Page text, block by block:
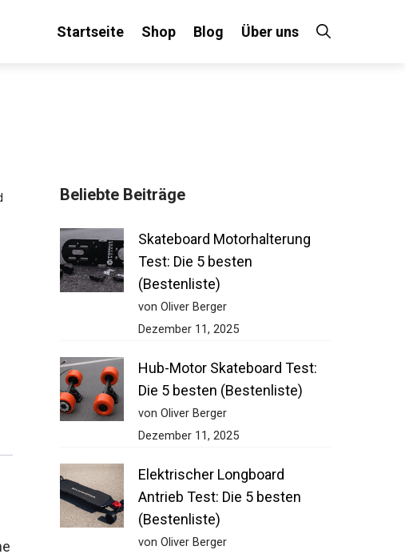
Startseite Shop Blog Über uns
Beliebte Beiträge
Skateboard Motorhalterung
Test: Die 5 besten
(Bestenliste)
von Oliver Berger
Dezember 11, 2025
Hub-Motor Skateboard Test:
Die 5 besten (Bestenliste)
von Oliver Berger
Dezember 11, 2025
Elektrischer Longboard
Antrieb Test: Die 5 besten
(Bestenliste)
von Oliver Berger